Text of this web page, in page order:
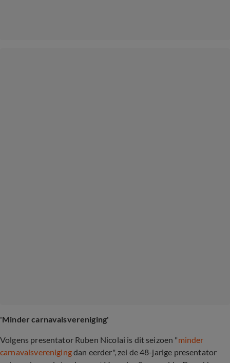
'Minder carnavalsvereniging'
Volgens presentator Ruben Nicolai is dit seizoen "minder
carnavalsverenigingdan eerder", zei de 48-jarige presentator